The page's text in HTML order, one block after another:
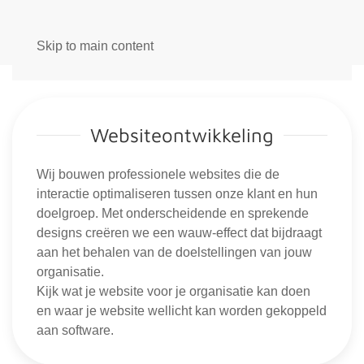
Skip to main content
Websiteontwikkeling
Wij bouwen professionele websites die de
interactie optimaliseren tussen onze klant en hun
doelgroep. Met onderscheidende en sprekende
designs creëren we een wauw-effect dat bijdraagt
aan het behalen van de doelstellingen van jouw
organisatie.
Kijk wat je website voor je organisatie kan doen
en waar je website wellicht kan worden gekoppeld
aan software.